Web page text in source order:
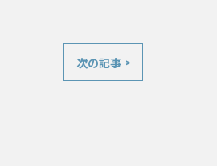
次の記事 >